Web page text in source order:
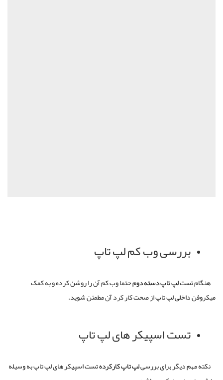
بررسی وب کم لپ تاپ
هنگام تستلپتاپدستهدومحتما وب کم آن را روشن کرده و به کمک
میکروفن داخلی لپ تاپ از صحت کار کرد آن مطمئن شوید.
تست اسپیکر های لپ تاپ
نکته مهم دیگربرای بررسیلپتاپکارکردهتست اسپیکر های لپ تاپ به وسیله